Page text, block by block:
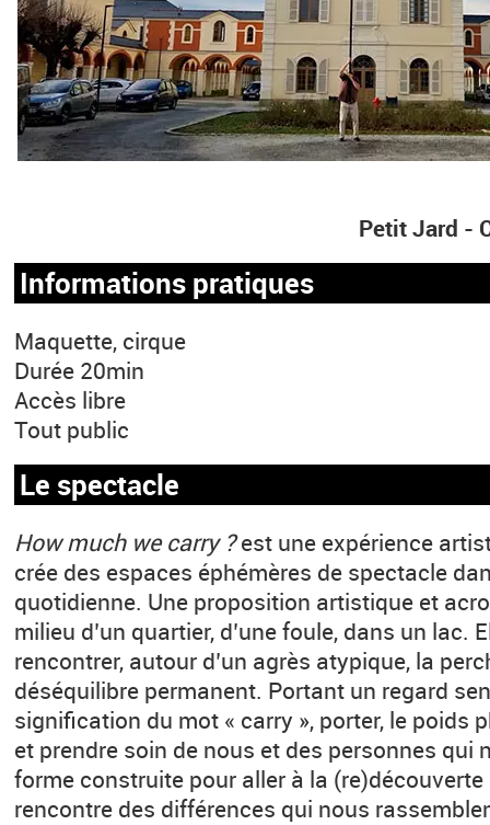
Petit Jard -
Informations pratiques
Maquette, cirque
Durée 20min
Accès libre
Tout public
Le spectacle
How much we carry ?est une expérience
crée des espaces éphémères de spectacle
quotidienne. Une proposition artistique et
milieu d’un quartier, d’une foule, dans un lac.
rencontrer, autour d’un agrès atypique, la
déséquilibre permanent. Portant un regard
signification du mot « carry », porter, le poids
et prendre soin de nous et des personnes qui
forme construite pour aller à la
rencontre des différences qui nous